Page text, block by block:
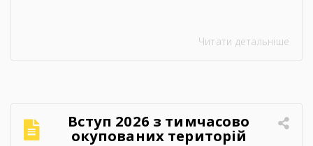
Читати детальніше
Вступ 2026 з тимчасово
окупованих територій